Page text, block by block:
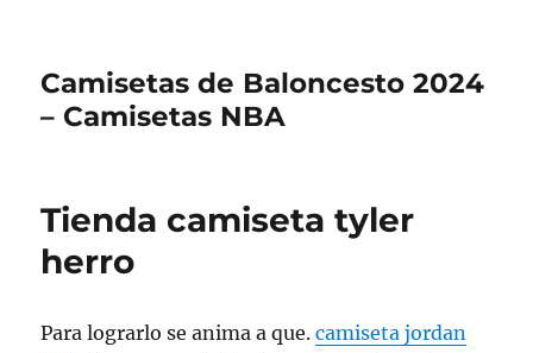
Camisetas de Baloncesto 2024
– Camisetas NBA
Tienda camiseta tyler
herro
Para lograrlo se anima a que.camiseta jordan